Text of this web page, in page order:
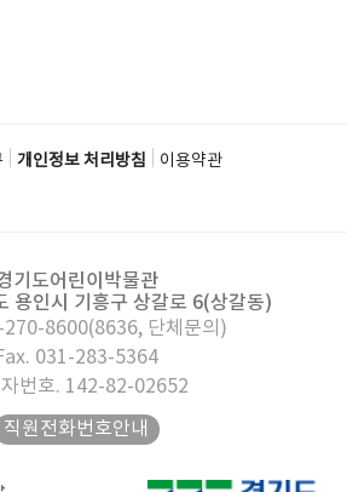
개인정보 처리방침
이용약관
기도어린이박물관
용인시 기흥구 상갈로 6(상갈동)
8600(8636, 단체문의)
031-283-5364
번호. 142-82-02652
직원전화번호안내